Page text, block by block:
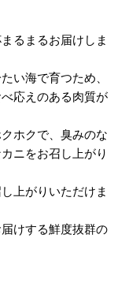
るまるお届けしま
い海で育つため、
応えのある肉質が
ホクで、臭みのな
ニをお召し上がり
上がりいただけま
けする鮮度抜群の